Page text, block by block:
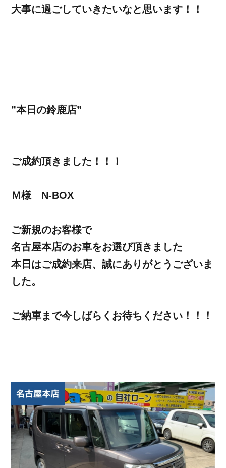
大事に過ごしていきたいなと思います！！
”本日の鈴鹿店”
ご成約頂きました！！！
Ｍ様 N-BOX
ご新規のお客様で
名古屋本店のお車をお選び頂きました
本日はご成約来店、誠にありがとうございま
した。
ご納車まで今しばらくお待ちください！！！